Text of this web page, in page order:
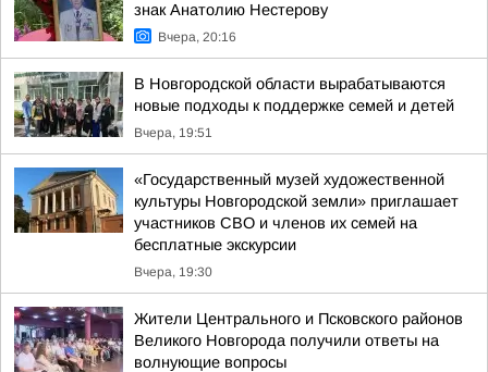
знак Анатолию Нестерову
Вчера, 20:16
В Новгородской области вырабатываются
новые подходы к поддержке семей и детей
Вчера, 19:51
«Государственный музей художественной
культуры Новгородской земли» приглашает
участников СВО и членов их семей на
бесплатные экскурсии
Вчера, 19:30
Жители Центрального и Псковского районов
Великого Новгорода получили ответы на
волнующие вопросы